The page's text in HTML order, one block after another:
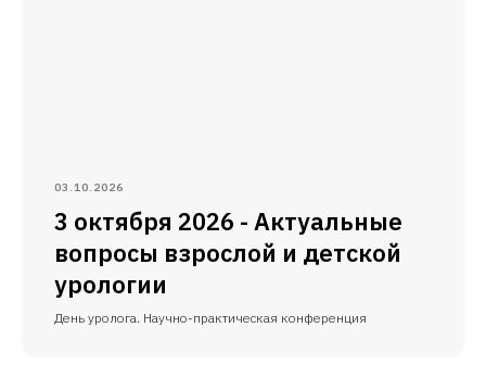
03.10.2026
3 октября 2026 - Актуальные
вопросы взрослой и детской
урологии
День уролога. Научно-практическая конференция